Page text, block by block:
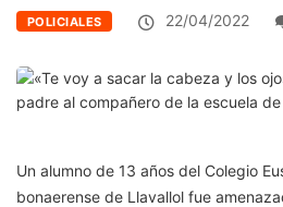
POLICIALES 22/04/2022
Un alumno de 13 años del Colegio
bonaerense de Llavallol fue